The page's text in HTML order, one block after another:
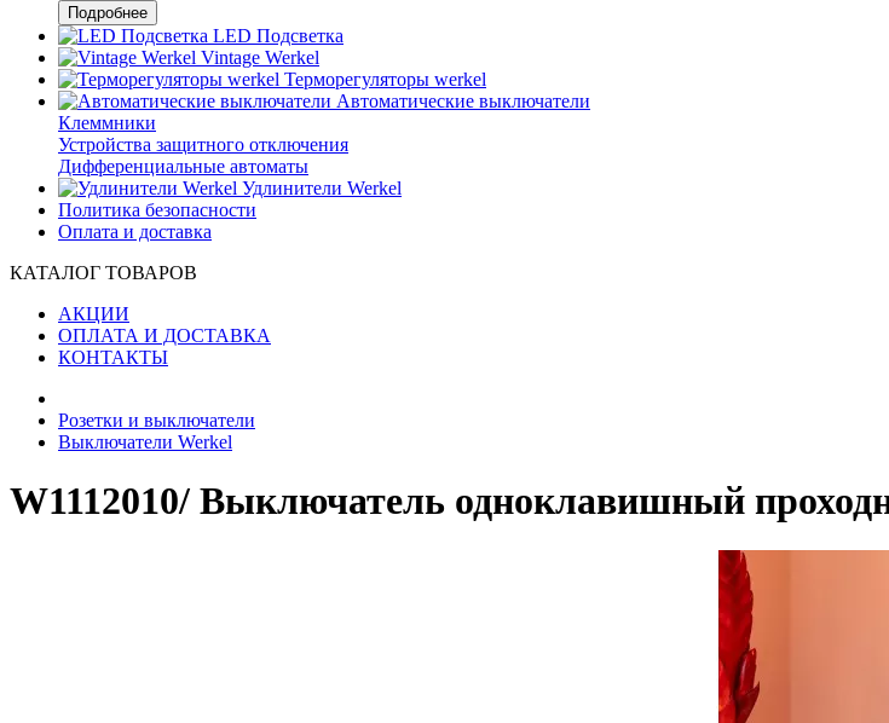
Подробнее
LED Подсветка
Vintage Werkel
Терморегуляторы werkel
Автоматические выключатели
Клеммники
Устройства защитного отключения
Дифференциальные автоматы
Удлинители Werkel
Политика безопасности
Оплата и доставка
КАТАЛОГ ТОВАРОВ
АКЦИИ
ОПЛАТА И ДОСТАВКА
КОНТАКТЫ
Розетки и выключатели
Выключатели Werkel
W1112010/ Выключатель одноклавишный